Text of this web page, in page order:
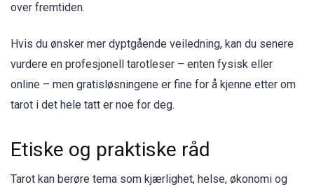
over fremtiden.
Hvis du ønsker mer dyptgående veiledning, kan du senere
vurdere en profesjonell tarotleser – enten fysisk eller
online – men gratisløsningene er fine for å kjenne etter om
tarot i det hele tatt er noe for deg.
Etiske og praktiske råd
Tarot kan berøre tema som kjærlighet, helse, økonomi og